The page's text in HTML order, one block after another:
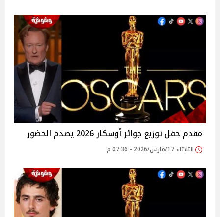
مقدم حفل توزيع جوائز أوسكار 2026 يصدم الحضور
الثلاثاء 17/مارس/2026 - 07:36 م